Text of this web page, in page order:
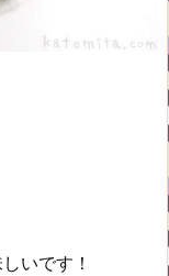
いです！